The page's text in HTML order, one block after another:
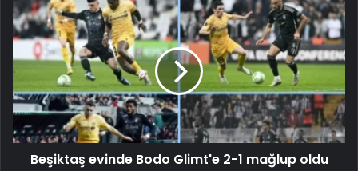
Beşiktaş evinde Bodo Glimt'e 2-1 mağlup oldu